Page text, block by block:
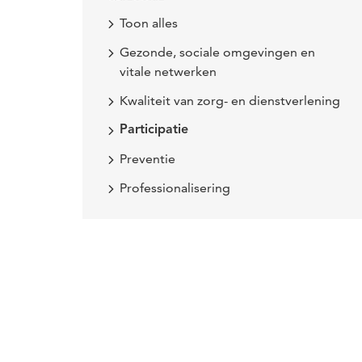
Toon alles
Gezonde, sociale omgevingen en
vitale netwerken
Kwaliteit van zorg- en dienstverlening
Participatie
Preventie
Professionalisering